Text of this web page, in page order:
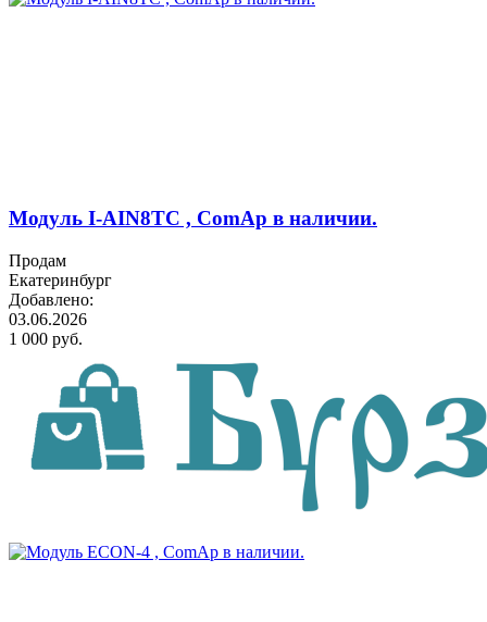
Модуль I-AIN8TC , ComAp в наличии.
Продам
Екатеринбург
Добавлено:
03.06.2026
1 000 руб.